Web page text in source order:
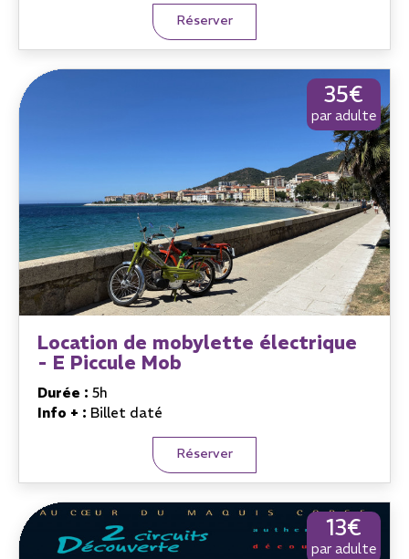
Réserver
Location de mobylette électrique
- E Piccule Mob
35€
par adulte
Durée : 5h
Info + : Billet daté
Réserver
13€
par adulte